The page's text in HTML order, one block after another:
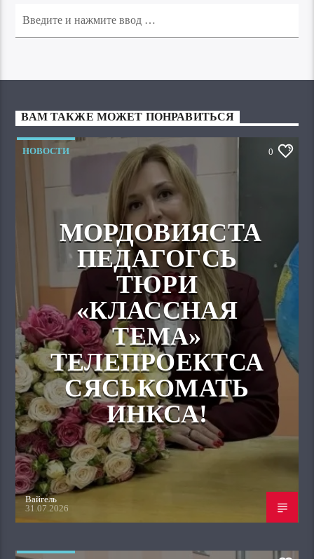
ВАМ ТАКЖЕ МОЖЕТ ПОНРАВИТЬСЯ
НОВОСТИ 0
МОРДОВИЯСТА
ПЕДАГОГСЬ
ТЮРИ
«КЛАССНАЯ
ТЕМА»
ТЕЛЕПРОЕКТСА
СЯСЬКОМАТЬ
ИНКСА!
Вайгель
31.07.2026